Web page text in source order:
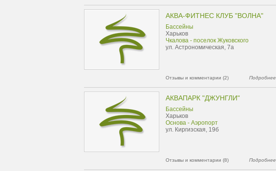
АКВА-ФИТНЕС КЛУБ "ВОЛНА"
Бассейны
Харьков
Чкалова - поселок Жуковского
ул. Астрономическая, 7а
Отзывы и комментарии (2) Подробнее
АКВАПАРК "ДЖУНГЛИ"
Бассейны
Харьков
Основа - Аэропорт
ул. Киргизская, 19б
Отзывы и комментарии (8) Подробнее